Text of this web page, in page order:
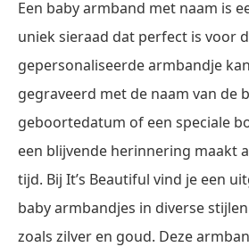
Een baby armband met naam is
uniek sieraad dat perfect is voor
gepersonaliseerde armbandje
gegraveerd met de naam van de
geboortedatum of een speciale
een blijvende herinnering maakt
tijd. Bij It’s Beautiful vind je een
baby armbandjes in diverse
zoals zilver en goud. Deze